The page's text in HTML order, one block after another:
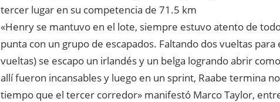
tercer lugar en su competencia de 71.5 km
«Henry se mantuvo en el lote, siempre estuvo atento de
punta con un grupo de escapados. Faltando dos vueltas
vueltas) se escapo un irlandés y un belga logrando abrir
allí fueron incansables y luego en un sprint, Raabe termina
tiempo que el tercer corredor» manifestó Marco Taylor,